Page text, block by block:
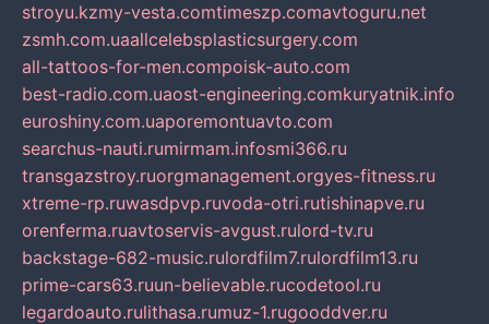
stroyu.kzmy-vesta.comtimeszp.comavtoguru.net
zsmh.com.uaallcelebsplasticsurgery.com
all-tattoos-for-men.compoisk-auto.com
best-radio.com.uaost-engineering.comkuryatnik.info
euroshiny.com.uaporemontuavto.com
searchus-nauti.rumirmam.infosmi366.ru
transgazstroy.ruorgmanagement.orgyes-fitness.ru
xtreme-rp.ruwasdpvp.ruvoda-otri.rutishinapve.ru
orenferma.ruavtoservis-avgust.rulord-tv.ru
backstage-682-music.rulordfilm7.rulordfilm13.ru
prime-cars63.ruun-believable.rucodetool.ru
legardoauto.rulithasa.rumuz-1.rugooddver.ru